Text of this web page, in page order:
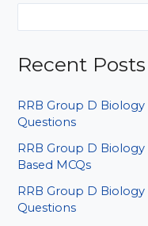
Recent Posts
RRB Group D
Questions
RRB Group D
Based MCQs
RRB Group D Biology
Questions